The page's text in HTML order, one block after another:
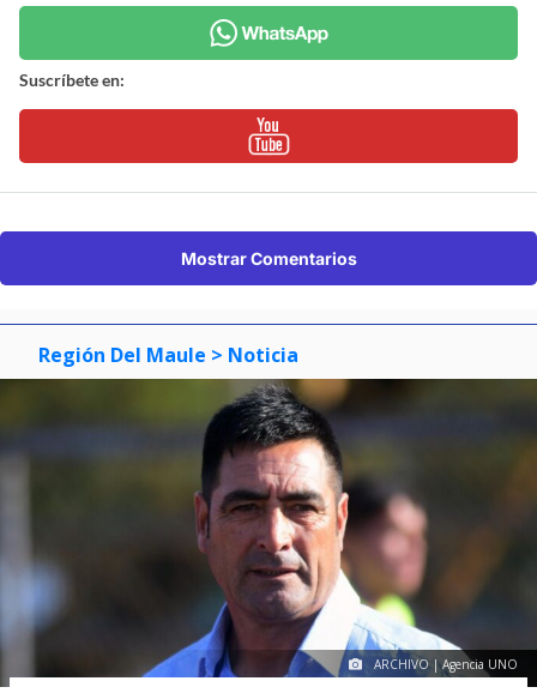
Suscríbete en:
Mostrar Comentarios
Región Del Maule > Noticia
ARCHIVO | Agencia UNO